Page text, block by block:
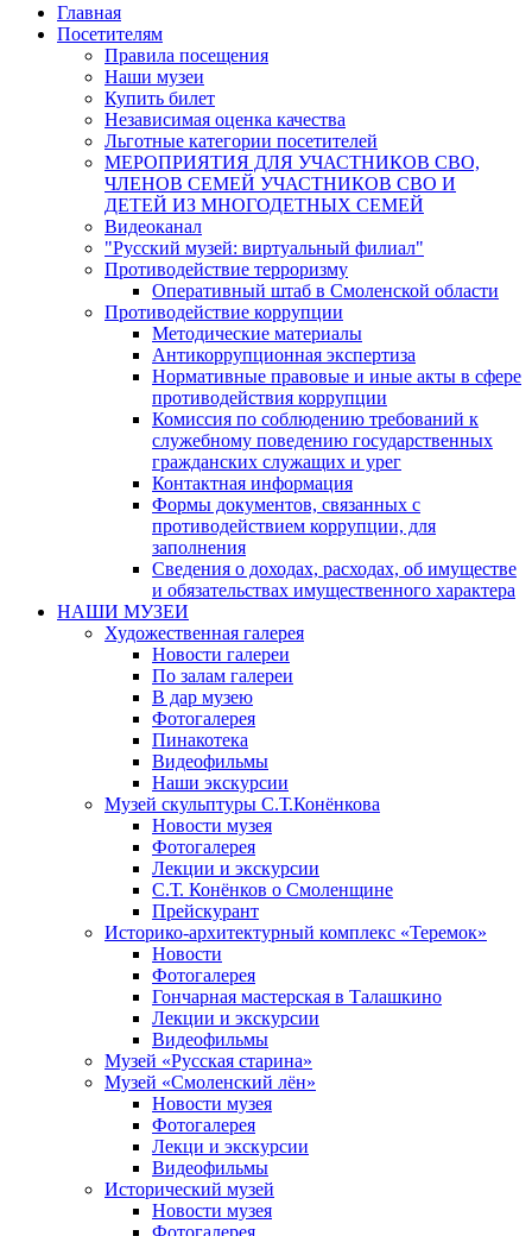
Главная
Посетителям
Правила посещения
Наши музеи
Купить билет
Независимая оценка качества
Льготные категории посетителей
МЕРОПРИЯТИЯ ДЛЯ УЧАСТНИКОВ СВО,
ЧЛЕНОВ СЕМЕЙ УЧАСТНИКОВ СВО И
ДЕТЕЙ ИЗ МНОГОДЕТНЫХ СЕМЕЙ
Видеоканал
"Русский музей: виртуальный филиал"
Противодействие терроризму
Оперативный штаб в Смоленской области
Противодействие коррупции
Методические материалы
Антикоррупционная экспертиза
Нормативные правовые и иные акты в сфере
противодействия коррупции
Комиссия по соблюдению требований к
служебному поведению государственных
гражданских служащих и урег
Контактная информация
Формы документов, связанных с
противодействием коррупции, для
заполнения
Сведения о доходах, расходах, об имуществе
и обязательствах имущественного характера
НАШИ МУЗЕИ
Художественная галерея
Новости галереи
По залам галереи
В дар музею
Фотогалерея
Пинакотека
Видеофильмы
Наши экскурсии
Музей скульптуры С.Т.Конёнкова
Новости музея
Фотогалерея
Лекции и экскурсии
С.Т. Конёнков о Смоленщине
Прейскурант
Историко-архитектурный комплекс «Теремок»
Новости
Фотогалерея
Гончарная мастерская в Талашкино
Лекции и экскурсии
Видеофильмы
Музей «Русская старина»
Музей «Смоленский лён»
Новости музея
Фотогалерея
Лекци и экскурсии
Видеофильмы
Исторический музей
Новости музея
Фотогалерея